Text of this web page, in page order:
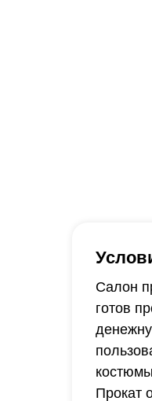
Салон
готов
Прокат